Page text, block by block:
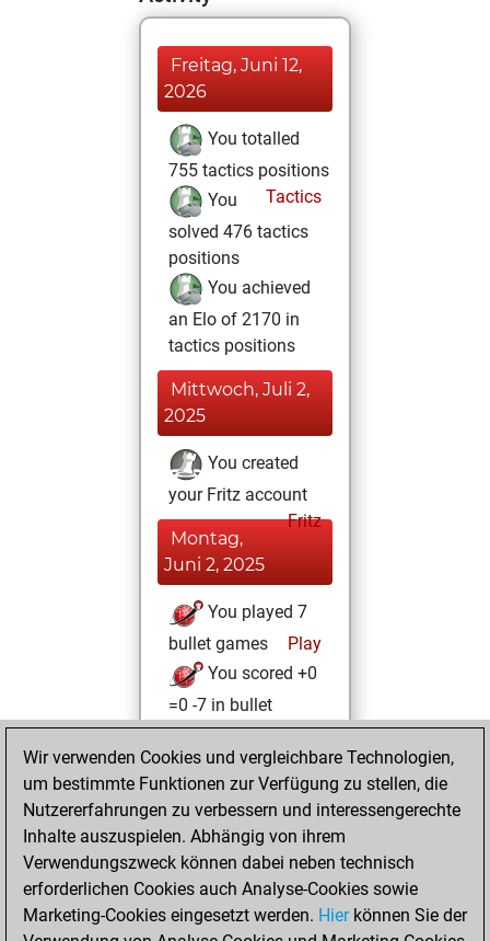
Freitag, Juni 12,
2026
You totalled
755 tactics positions
Tactics
You
solved 476 tactics
positions
You achieved
an Elo of 2170 in
tactics positions
Mittwoch, Juli 2,
2025
You created
your Fritz account
Fritz
Montag,
Juni 2, 2025
You played 7
bullet games
Play
You scored +0
=0 -7 in bullet
Freitag, Mai 2,
2025
You played 5
blitz games
Play
You scored +0
=2 -3 in blitz
Wir verwenden Cookies und vergleichbare Technologien,
um bestimmte Funktionen zur Verfügung zu stellen, die
Nutzererfahrungen zu verbessern und interessengerechte
Inhalte auszuspielen. Abhängig von ihrem
Verwendungszweck können dabei neben technisch
erforderlichen Cookies auch Analyse-Cookies sowie
Marketing-Cookies eingesetzt werden. Hierkönnen Sie der